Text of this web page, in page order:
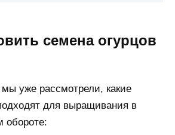
семена огурцов
мы уже рассмотрели, какие
для выращивания в
обороте: